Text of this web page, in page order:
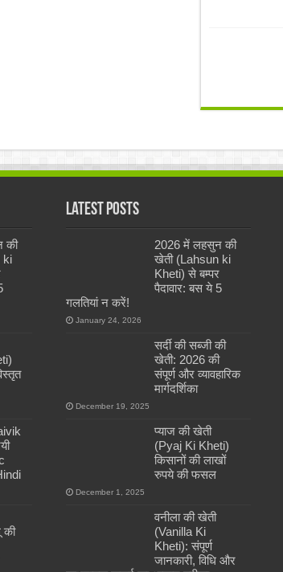
की
ki
Latest Posts
2026 में लहसुन की
खेती (Lahsun ki
Kheti) से बम्पर
पैदावार: बस ये 5
गलतियां न करें!
January 24, 2026
सर्दी की सब्जी की
खेती: 2026 की
संपूर्ण और व्यावहारिक
मार्गदर्शिका
December 19, 2025
प्याज की खेती
(Pyaj Ki Kheti)
किसानों की लाखों
रुपये की फसल
December 1, 2025
वनीला की खेती
(Vanilla Ki
Kheti): संपूर्ण
जानकारी, विधि और